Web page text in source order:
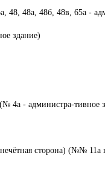
48а, 48б, 48в, 65а -
здание)
4а - администра-тивное
сторона) (№№ 11а